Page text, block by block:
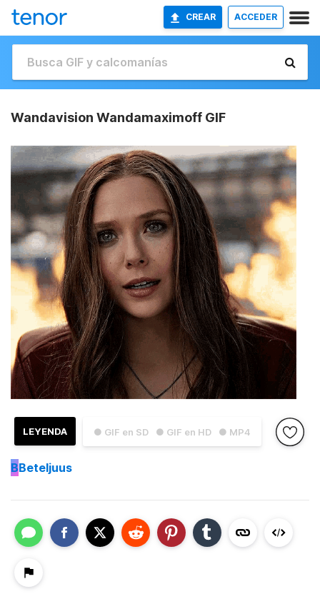
CREAR ACCEDER
Wandavision Wandamaximoff GIF
● GIF en SD ● GIF en HD ● MP4
LEYENDA
BBeteljuus